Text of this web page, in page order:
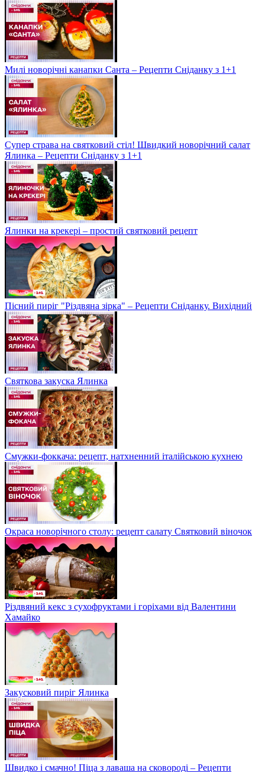
Милі новорічні канапки Санта – Рецепти Сніданку з 1+1
Супер страва на святковий стіл! Швидкий новорічний салат
Ялинка – Рецепти Сніданку з 1+1
Ялинки на крекері – простий святковий рецепт
Пісний пиріг "Різдвяна зірка" – Рецепти Сніданку. Вихідний
Святкова закуска Ялинка
Смужки-фоккача: рецепт, натхненний італійською кухнею
Окраса новорічного столу: рецепт салату Святковий віночок
Різдвяний кекс з сухофруктами і горіхами від Валентини
Хамайко
Закусковий пиріг Ялинка
Швидко і смачно! Піца з лаваша на сковороді – Рецепти